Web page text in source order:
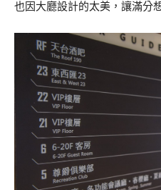
也因大廳設計的太美，讓滿分